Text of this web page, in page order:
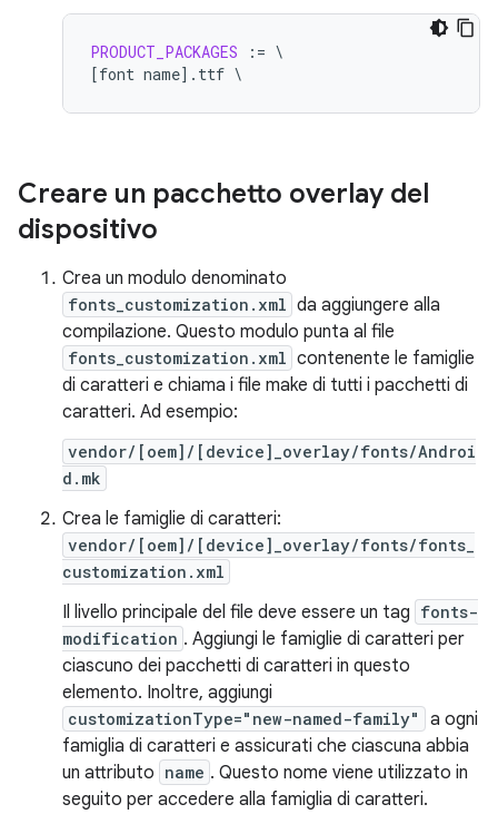
PRODUCT_PACKAGES : =
[font name]. ttf \
Creare un pacchetto overlay del
dispositivo
Crea un modulo denominato
fonts_customization.xml da aggiungere alla
compilazione. Questo modulo punta al file
fonts_customization.xml contenente le famiglie
di caratteri e chiama i file make di tutti i pacchetti di
caratteri. Ad esempio:
vendor/[oem]/[device]_overlay/fonts/Androi
d.mk
Crea le famiglie di caratteri:
vendor/[oem]/[device]_overlay/fonts/fonts_
customization.xml
Il livello principale del file deve essere un tag fonts-
modification . Aggiungi le famiglie di caratteri per
ciascuno dei pacchetti di caratteri in questo
elemento. Inoltre, aggiungi
customizationType="new-named-family"
a ogni
famiglia di caratteri e assicurati che ciascuna abbia
un attributo name . Questo nome viene utilizzato in
seguito per accedere alla famiglia di caratteri.